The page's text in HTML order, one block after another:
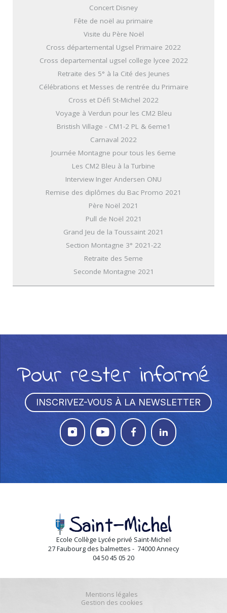
Concert Disney
Fête de noël au primaire
Visite du Père Noël
Cross départemental Ugsel Primaire 2022
Cross departemental ugsel college lycee 2022
Retraite des 5° à la Cité des Jeunes
Célébrations et Messes de rentrée du Primaire
Cross et Défi St-Michel 2022
Voyage à Verdun pour les CM2 Bleu
Bristish Village - CM1-2 PL & 6eme1
Carnaval 2022
Journée Montagne pour tous les 6eme
Les CM2 Bleu à la Turbine
Interview Inger Andersen ONU
Remise des diplômes du Bac Promo 2021
Père Noël 2021
Pull de Noël 2021
Grand Jeu de la Toussaint 2021
Section Montagne 3° 2021-22
Retraite des 5eme
Seconde Montagne 2021
Pour rester informé
INSCRIVEZ-VOUS À LA NEWSLETTER
   
Ecole Collège Lycée privé Saint-Michel
27 Faubourg des balmettes - 74000 Annecy
04 50 45 05 20
Mentions légales
Gestion des cookies